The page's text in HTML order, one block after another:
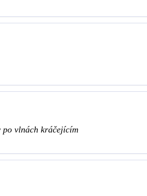
po vlnách kráčejícím